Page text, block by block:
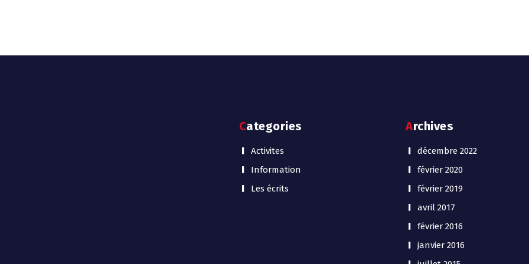
Categories
Activites
Information
Les écrits
Archives
décembre 2022
février 2020
février 2019
avril 2017
février 2016
janvier 2016